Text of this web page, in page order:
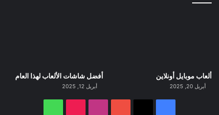
ألعاب موبايل أونلاين
أبريل 20, 2025
أفضل شاشات الألعاب لهذا العام
أبريل 12, 2025